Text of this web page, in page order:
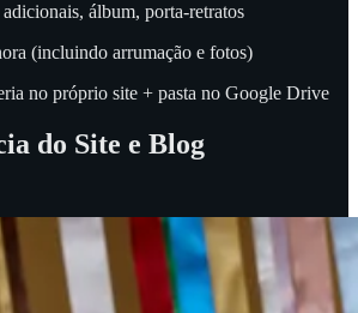
álbum, porta-retratos
(incluindo arrumação e fotos)
no próprio site + pasta no Google Drive
do Site e Blog